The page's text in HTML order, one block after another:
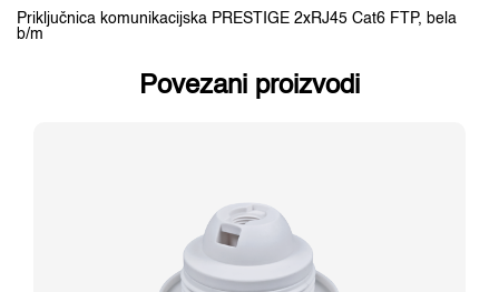
Priključnica komunikacijska PRESTIGE 2xRJ45 Cat6 FTP, bela
b/m
Povezani proizvodi